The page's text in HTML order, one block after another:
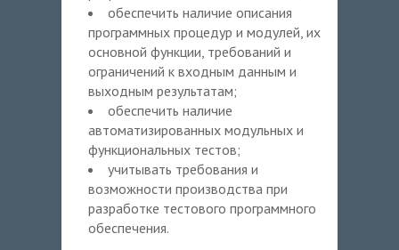
обеспечить наличие описания
программных процедур и модулей, их
основной функции, требований и
ограничений к входным данным и
выходным результатам;
обеспечить наличие
автоматизированных модульных и
функциональных тестов;
учитывать требования и
возможности производства при
разработке тестового программного
обеспечения.